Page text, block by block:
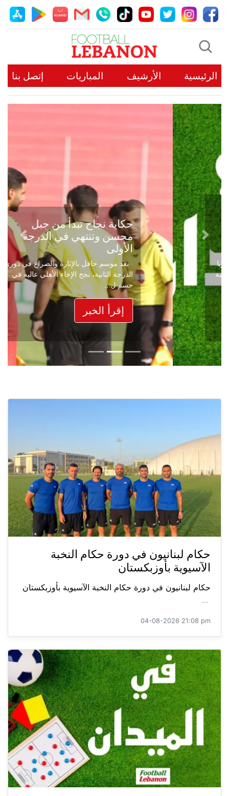
الرئيسية الأرشيف المباريات إتصل بنا
حكاية نجاح تبدأ من جبل
محسن وتنتهي في الدرجة
الأولى
بعد موسم حافل بالإثارة والصراع في دوري
الدرجة الثانية، نجح الإخاء الأهلي عاليه في
حسم ل...
إقرأ الخبر
Previous
Next
حكام لبنانيون في دورة حكام النخبة
الآسيوية بأوزبكستان
حكام لبنانيون في دورة حكام النخبة الآسيوية بأوزبكستان
...
04-08-2026 21:08 pm